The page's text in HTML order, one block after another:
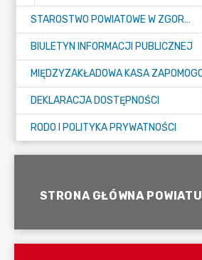
STAROSTWO POWIATOWE W ZGORZELCU
BIULETYN INFORMACJI PUBLICZNEJ
DEKLARACJA DOSTĘPNOŚCI
RODO I POLITYKA PRYWATNOŚCI
STRONA GŁÓWNA POWIATU